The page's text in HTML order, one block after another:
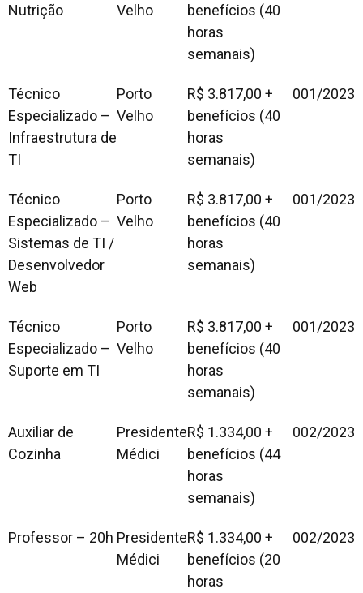
Nutrição
Velho
benefícios (40
horas
semanais)
Técnico
Especializado –
Infraestrutura de
TI
Porto
Velho
R$ 3.817,00 +
benefícios (40
horas
semanais)
001/2023
Técnico
Especializado –
Sistemas de TI /
Desenvolvedor
Web
Porto
Velho
R$ 3.817,00 +
benefícios (40
horas
semanais)
001/2023
Técnico
Especializado –
Suporte em TI
Porto
Velho
R$ 3.817,00 +
benefícios (40
horas
semanais)
001/2023
Auxiliar de
Cozinha
Presidente
Médici
R$ 1.334,00 +
benefícios (44
horas
semanais)
002/2023
Professor – 20h Presidente
Médici
R$ 1.334,00 +
benefícios (20
horas
002/2023